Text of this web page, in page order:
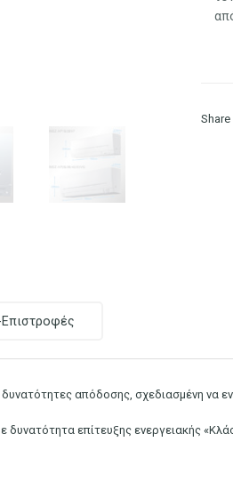
Share
απόδοσης, σχεδιασμένη να
επίτευξης ενεργειακής